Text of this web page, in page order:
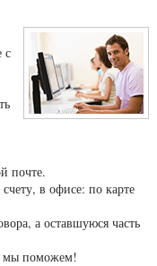
с
почте.
в офисе: по карте
а оставшуюся часть
мы поможем!